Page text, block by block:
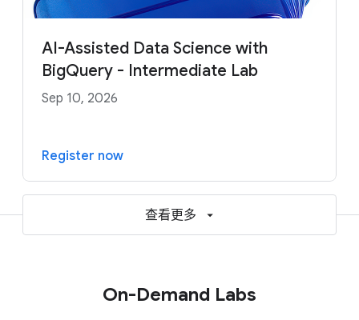
AI-Assisted Data Science with
BigQuery - Intermediate Lab
Sep 10, 2026
Register now
查看更多
On-Demand Labs